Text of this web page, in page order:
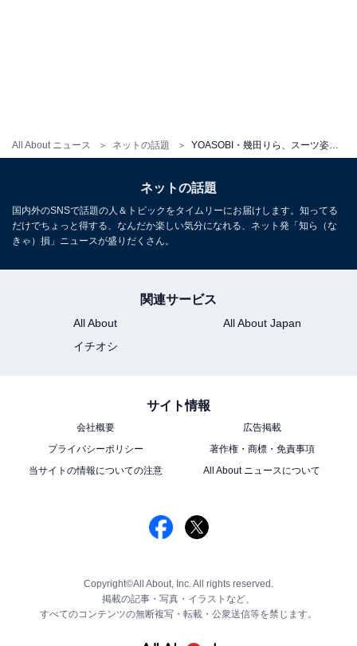
All About ニュース ネットの話題
ネットの話題
国内外のSNSで話題の人＆トピックをタイムリーにお届けします。知ってる
だけでちょっと得する、なんだか楽しい気分になれる、ネット発「知ら（な
きゃ）損」ニュースが盛りだくさん。
関連サービス
All About
All About Japan
イチオシ
サイト情報
会社概要
広告掲載
プライバシーポリシー
著作権・商標・免責事項
当サイトの情報についての注意
All About ニュースについて
Copyright©All About, Inc. All rights reserved.
掲載の記事・写真・イラストなど、
すべてのコンテンツの無断複写・転載・公衆送信等を禁じます。